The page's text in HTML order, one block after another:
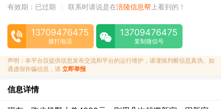
有效期：已过期
联系时请说是在涪陵信息帮 上看到的！
13709476475
拨打电话
13709476475
复制微信号
声明：本平台仅提供信息发布交流和平台的运行维护，请谨慎判断信息真伪。如
遇虚假诈骗信息，请 立即举报
信息详情